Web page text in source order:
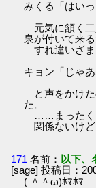
みくる「はいっ
元気に頷く二
泉が付いて来
すれ違いざま
キョン「じゃあ
と声をかけた
た。
……まったく
関係ないけど
171 名前： 以下、
[sage] 投稿日：
( ＾＾ω)ﾎﾏﾎﾏ